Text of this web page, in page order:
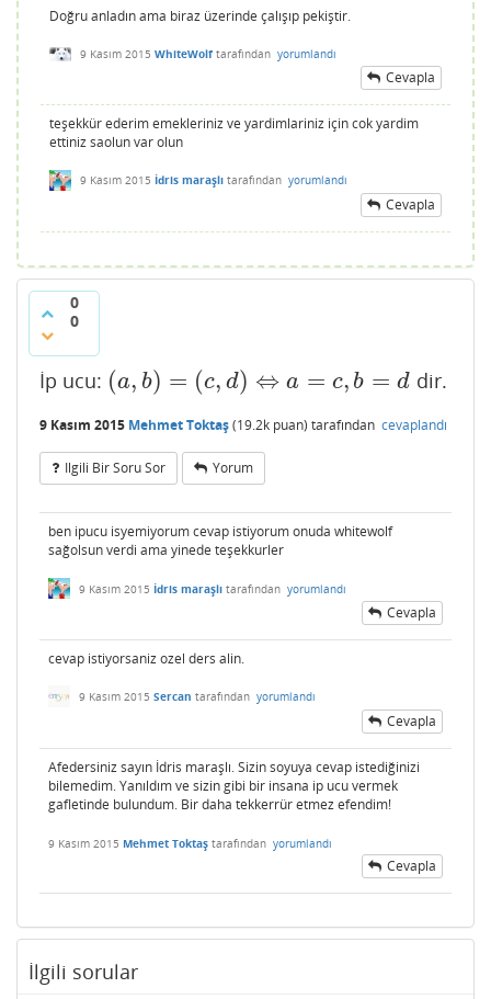
Doğru anladın ama biraz üzerinde çalışıp pekiştir.
9 Kasım 2015 WhiteWolf tarafından yorumlandı
Cevapla
teşekkür ederim emekleriniz ve yardimlariniz için cok yardim
ettiniz saolun var olun
9 Kasım 2015 İdris maraşlı tarafından yorumlandı
Cevapla
0
0
İp ucu: (a, b) = (c, d) ⇔ a = c, b = d
(a,b )=( c,d ⇔a =c, b=d dir.
9 Kasım 2015 Mehmet Toktaş(19.2k puan) tarafından cevaplandı
Ilgili Bir Soru Sor Yorum
ben ipucu isyemiyorum cevap istiyorum onuda whitewolf
sağolsun verdi ama yinede teşekkurler
9 Kasım 2015 İdris maraşlı tarafından yorumlandı
Cevapla
cevap istiyorsaniz ozel ders alin.
9 Kasım 2015 Sercan tarafından yorumlandı
Cevapla
Afedersiniz sayın İdris maraşlı. Sizin soyuya cevap istediğinizi
bilemedim. Yanıldım ve sizin gibi bir insana ip ucu vermek
gafletinde bulundum. Bir daha tekkerrür etmez efendim!
9 Kasım 2015 Mehmet Toktaş tarafından yorumlandı
Cevapla
İlgili sorular